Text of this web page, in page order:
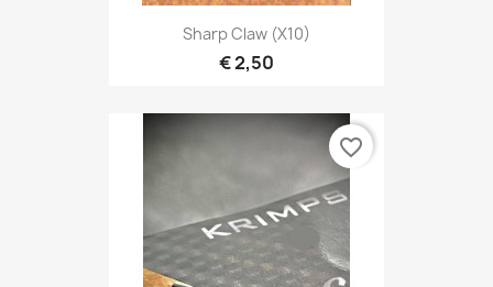
Sharp Claw (X10)
€ 2,50
favorite_border